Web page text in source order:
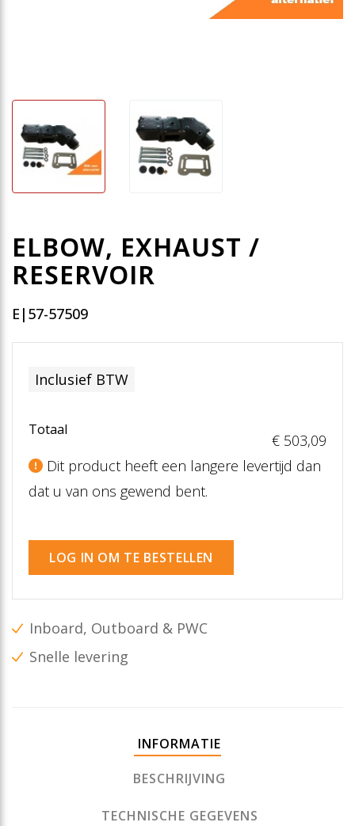
ELBOW, EXHAUST /
RESERVOIR
E|57-57509
Inclusief BTW
Totaal
€ 503,09
Dit product heeft een langere levertijd dan
dat u van ons gewend bent.
LOG IN OM TE BESTELLEN
Inboard, Outboard & PWC
Snelle levering
INFORMATIE
BESCHRIJVING
TECHNISCHE GEGEVENS